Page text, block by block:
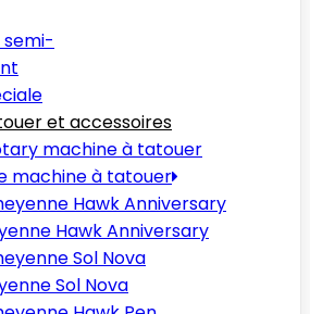
semi-
et accessoires
machine à tatouer
machine à tatouer
Hawk Anniversary
Sol Nova